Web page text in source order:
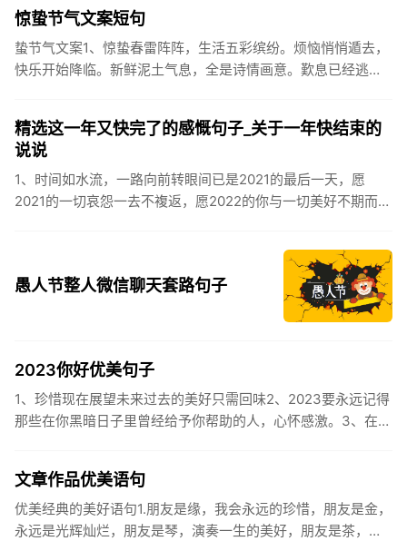
惊蛰节气文案短句
蛰节气文案1、惊蛰春雷阵阵，生活五彩缤纷。烦恼悄悄遁去，
快乐开始降临。新鲜泥土气息，全是诗情画意。歎息已经逃
精选这一年又快完了的感慨句子_关于一年快结束的
说说
1、时间如水流，一路向前转眼间已是2021的最后一天，愿
2021的一切哀怨一去不複返，愿2022的你与一切美好不期而
愚人节整人微信聊天套路句子
2023你好优美句子
1、珍惜现在展望未来过去的美好只需回味2、2023要永远记得
那些在你黑暗日子里曾经给予你帮助的人，心怀感激。3、在苦
文章作品优美语句
优美经典的美好语句1.朋友是缘，我会永远的珍惜，朋友是金，
永远是光辉灿烂，朋友是琴，演奏一生的美好，朋友是茶，品